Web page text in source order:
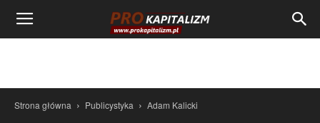
Strona główna Publicystyka Adam Kalicki